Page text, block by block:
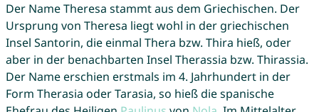
Der Name Theresa stammt aus dem Griechischen. Der
Ursprung von Theresa liegt wohl in der griechischen
Insel Santorin, die einmal Thera bzw. Thira hieß, oder
aber in der benachbarten Insel Therassia bzw. Thirassia.
Der Name erschien erstmals im 4. Jahrhundert in der
Form Therasia oder Tarasia, so hieß die spanische